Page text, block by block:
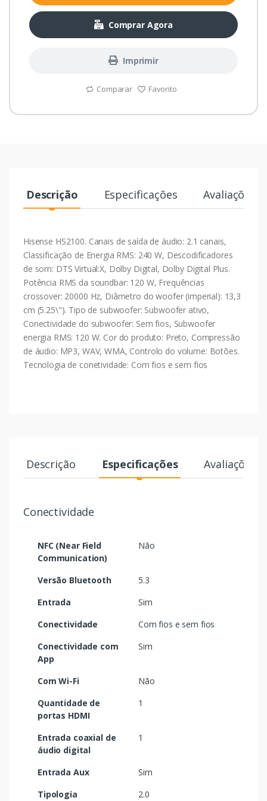
Comprar Agora
Imprimir
Comparar Favorito
Descrição Especificações Avaliações
Hisense HS2100. Canais de saída de áudio: 2.1 canais,
Classificação de Energia RMS: 240 W, Descodificadores
de som: DTS Virtual:X, Dolby Digital, Dolby Digital Plus.
Potência RMS da soundbar: 120 W, Frequências
crossover: 20000 Hz, Diâmetro do woofer (imperial): 13,3
cm (5.25\"). Tipo de subwoofer: Subwoofer ativo,
Conectividade do subwoofer: Sem fios, Subwoofer
energia RMS: 120 W. Cor do produto: Preto, Compressão
de áudio: MP3, WAV, WMA, Controlo do volume: Botões.
Tecnologia de conetividade: Com fios e sem fios
Descrição Especificações Avaliações
Conectividade
NFC (Near Field
Communication)
Não
Versão Bluetooth
5.3
Entrada
Sim
Conectividade
Com fios e sem fios
Conectividade com
App
Sim
Com Wi-Fi
Não
Quantidade de
portas HDMI
1
Entrada coaxial de
áudio digital
1
Entrada Aux
Sim
Tipologia
2.0